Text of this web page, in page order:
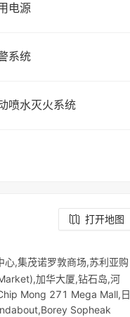
电源
系统
喷水灭火系统
打开地图
,集茂诺罗敦商场,苏利亚购
加华大厦,钻石岛,河
Mong 271 Mega Mall,日
Sopheak